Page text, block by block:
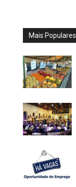
Mais Populares